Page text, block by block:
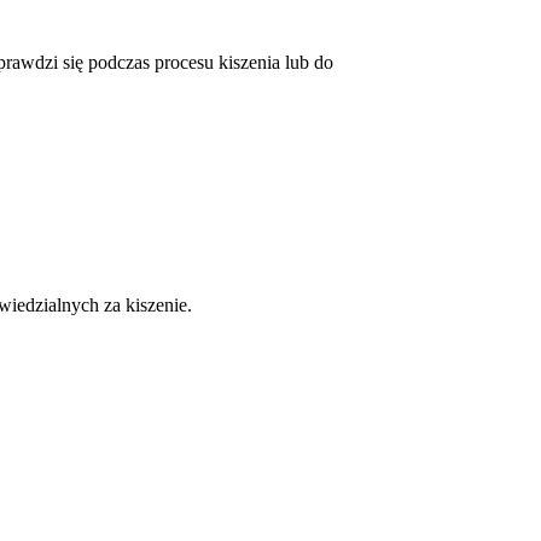
się podczas procesu kiszenia lub do
za kiszenie.